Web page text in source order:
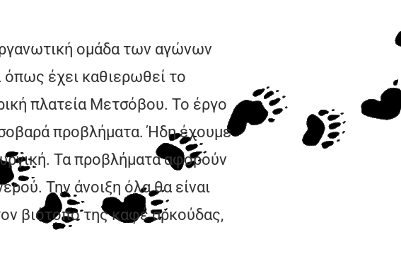
ομάδα των αγώνων
έχει καθιερωθεί το
πλατεία Μετσόβου. Το έργο
προβλήματα. Ήδη έχουμε
Τα προβλήματα αφορούν
Την άνοιξη όλα θα είναι
βιότοπο της καφέ αρκούδας,